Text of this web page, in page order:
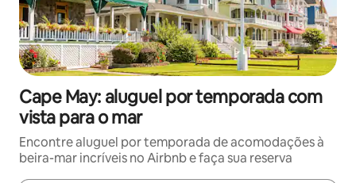
Cape May: aluguel por temporada com
vista para o mar
Encontre aluguel por temporada de acomodações à
beira-mar incríveis no Airbnb e faça sua reserva